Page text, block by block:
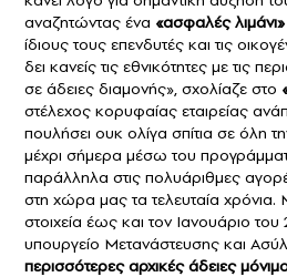
αναζητώντας ένα «ασφαλές
ίδιους τους επενδυτές και τις
δει κανείς τις εθνικότητες με τις
σε άδειες διαμονής», σχολίαζε στο
στέλεχος κορυφαίας εταιρείας
πουλήσει ουκ ολίγα σπίτια σε όλη
μέχρι σήμερα μέσω του
παράλληλα στις πολυάριθμες
στη χώρα μας τα τελευταία
στοιχεία έως και τον Ιανουάριο
υπουργείο Μετανάστευσης και
περισσότερες αρχικές άδειες